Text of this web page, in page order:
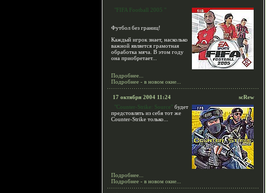
"FIFA Football 2005 "
Футбол без границ!
Каждый игрок знает, насколько
важной является грамотная
обработка мяча. В этом году
она приобретает...
Подробнее...
Подробнее - в новом окне...
17 октября 2004 11:24
scRew
"Counter-Strike: Source" будет
предстовлять из себя тот же
Counter-Strike только...
Подробнее...
Подробнее - в новом окне...